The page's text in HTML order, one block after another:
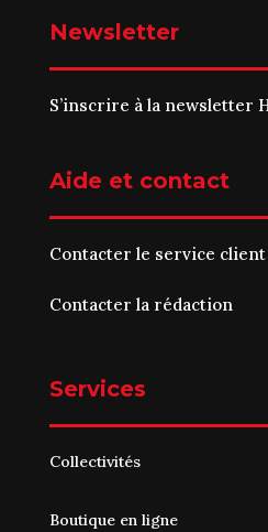
Newsletter
S’inscrire à la newsletter
Aide et contact
Contacter le service client
Contacter la rédaction
Services
Collectivités
Boutique en ligne